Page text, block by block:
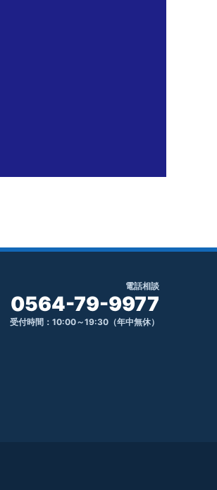
電話相談
0564-79-9977
受付時間：10:00～19:30（年中無休）